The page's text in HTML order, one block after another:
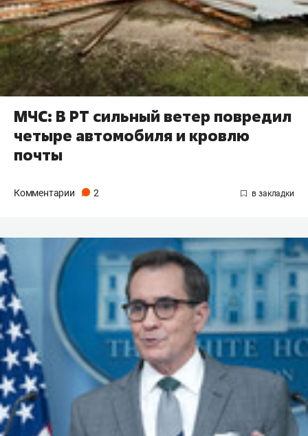
МЧС: В РТ сильный ветер повредил
четыре автомобиля и кровлю
почты
Комментарии 2